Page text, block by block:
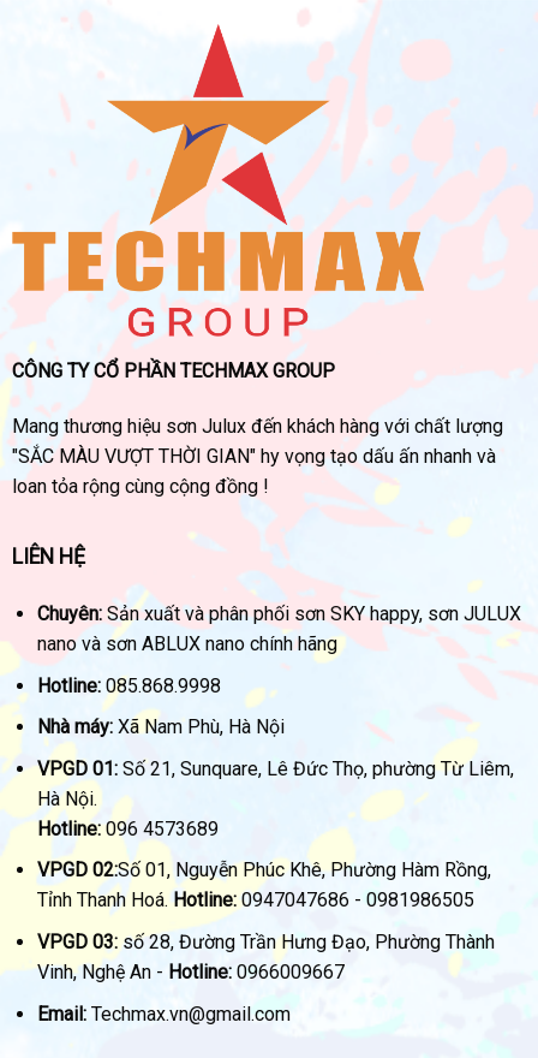
CÔNG TY CỔ PHẦN TECHMAX GROUP
Mang thương hiệu sơn Julux đến khách hàng với chất lượng
"SẮC MÀU VƯỢT THỜI GIAN" hy vọng tạo dấu ấn nhanh và
loan tỏa rộng cùng cộng đồng !
LIÊN HỆ
Chuyên:Sản xuất và phân phối sơn SKY happy, sơn JULUX
nano và sơn ABLUX nano chính hãng
Hotline:085.868.9998
Nhà máy:Xã Nam Phù, Hà Nội
VPGD 01:Số 21, Sunquare, Lê Đức Thọ, phường Từ Liêm,
Hà Nội.
Hotline:096 4573689
VPGD 02:Số 01, Nguyễn Phúc Khê, Phường Hàm Rồng,
Tỉnh Thanh Hoá.Hotline:0947047686 - 0981986505
VPGD 03:số 28, Đường Trần Hưng Đạo, Phường Thành
Vinh, Nghệ An - Hotline:0966009667
Email:Techmax.vn@gmail.com